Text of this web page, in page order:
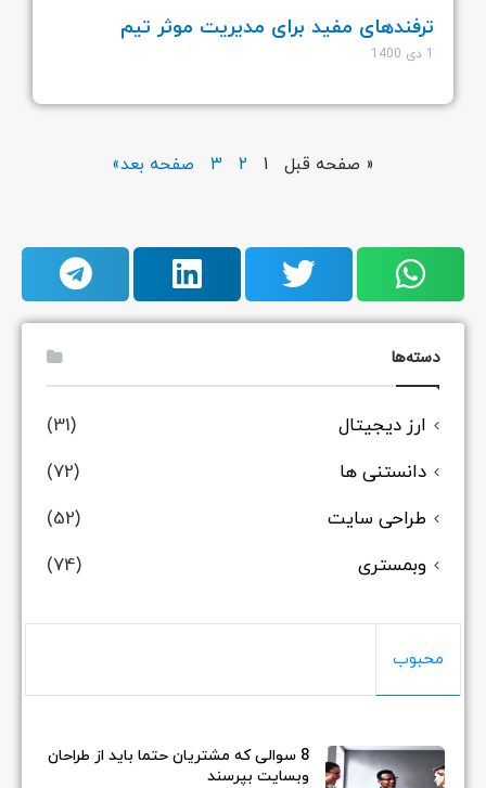
ترفندهای مفید برای مدیریت موثر تیم
« صفحه قبل 2
3 صفحه بعد»
دسته‌ها
ارز دیجیتال
دانستنی ها
طراحی سایت
وبمستری
محبوب
8 سوالی که مشتریان حتما باید از طراحان
وبسایت بپرسند